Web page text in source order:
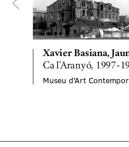
Xavier Basiana,
Ca l'Aranyó, 1997-
Museu d'Art